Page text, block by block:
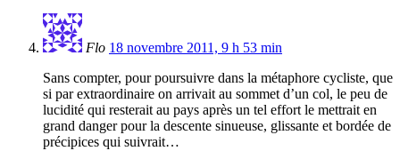
Flo 18 novembre 2011, 9 h 53 min
Sans compter, pour poursuivre dans la métaphore cycliste, que
si par extraordinaire on arrivait au sommet d’un col, le peu de
lucidité qui resterait au pays après un tel effort le mettrait en
grand danger pour la descente sinueuse, glissante et bordée de
précipices qui suivrait…